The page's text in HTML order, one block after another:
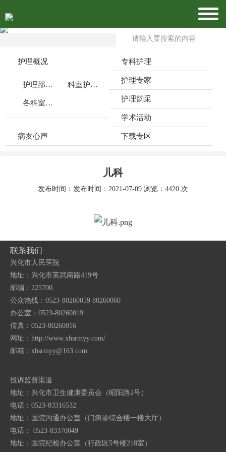
护理概况
护理部介绍 科室护理特色
各科室公众号
专科护理
护理专家
护理韵采
学术活动
病友心声 下载专区
儿科
发布时间：发布时间：2021-07-09 浏览：4420 次
联系我们
兴化市人民医院
地址：兴化市英武南路419号
邮编：225700
公众热线：0523-80260059 80260060
办公室：0523-80260019
传真：0523-80260016
网址：http://www.xhsrmyy.com/
邮箱： xhsrmyy@163.com
投诉监督渠道
地址：兴化市卫生健康委员会（昭阳路2号）
电话：0523-83316532
地址：医院沟通办公室（门急诊综合楼一楼大厅）
电话： 0523-83370049
地址：医院纪检办公室（行政区5号楼218室）